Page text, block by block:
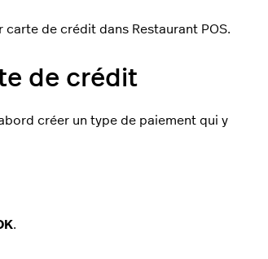
carte de crédit dans Restaurant POS.
de crédit
créer un type de paiement qui y
.